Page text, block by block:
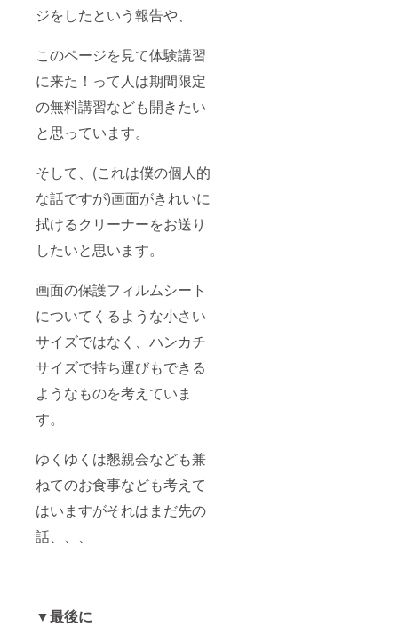
ジをしたという報告や、
このページを見て体験講習
に来た！って人は期間限定
の無料講習なども開きたい
と思っています。
そして、(これは僕の個人的
な話ですが)画面がきれいに
拭けるクリーナーをお送り
したいと思います。
画面の保護フィルムシート
についてくるような小さい
サイズではなく、ハンカチ
サイズで持ち運びもできる
ようなものを考えていま
す。
ゆくゆくは懇親会なども兼
ねてのお食事なども考えて
はいますがそれはまだ先の
話、、、
▼最後に